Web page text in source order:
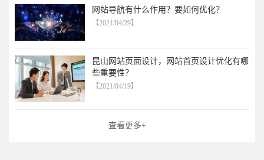
网站导航有什么作用？要如何优化？
【2021/04/29】
昆山网站页面设计，网站首页设计优化有哪
些重要性？
【2021/04/19】
查看更多+